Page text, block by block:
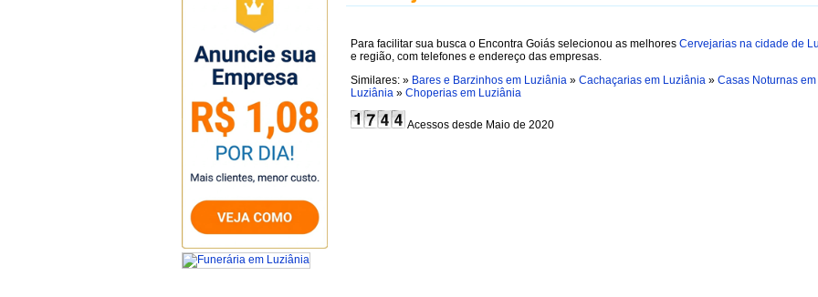
Para facilitar sua busca o Encontra Goiás selecionou as melhores Cervejarias na cidade de
e região, com telefones e endereço das empresas.
Similares: » Bares e Barzinhos em Luziânia » Cachaçarias em Luziânia » Casas Noturnas em
Luziânia » Choperias em Luziânia
Acessos desde Maio de 2020